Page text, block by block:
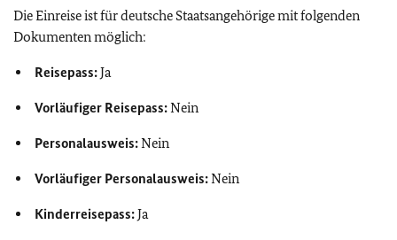
Die Einreise ist für deutsche Staatsangehörige mit folgenden
Dokumenten möglich:
Reisepass:Ja
Vorläufiger Reisepass:Nein
Personalausweis:Nein
Vorläufiger Personalausweis:Nein
Kinderreisepass:Ja